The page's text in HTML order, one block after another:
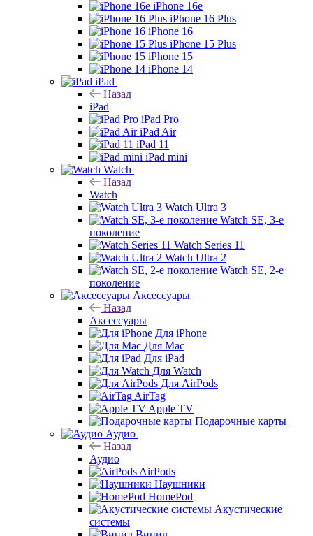
iPhone 16e
iPhone 16 Plus
iPhone 16
iPhone 15 Plus
iPhone 15
iPhone 14
iPad
Назад
iPad
iPad Pro
iPad Air
iPad 11
iPad mini
Watch
Назад
Watch
Watch Ultra 3
Watch SE, 3-е
поколение
Watch Series 11
Watch Ultra 2
Watch SE, 2-е
поколение
Аксессуары
Назад
Аксессуары
Для iPhone
Для Mac
Для iPad
Для Watch
Для AirPods
AirTag
Apple TV
Подарочные карты
Аудио
Назад
Аудио
AirPods
Наушники
HomePod
Акустические
системы